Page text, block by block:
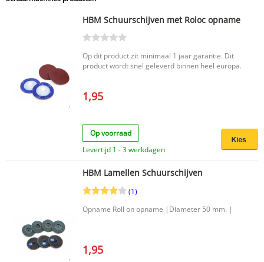
HBM Schuurschijven met Roloc opname
Op dit product zit minimaal 1 jaar garantie. Dit
product wordt snel geleverd binnen heel europa.
1,95
Op voorraad
Levertijd 1 - 3 werkdagen
HBM Lamellen Schuurschijven
(1)
Opname Roll on opname |Diameter 50 mm. |
1,95